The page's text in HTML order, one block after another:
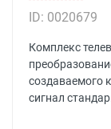
ID: 0020679
Комплекс
создаваемого
сигнал